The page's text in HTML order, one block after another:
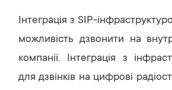
Інтеграція з SIP-
можливість дзвонити на
компанії. Інтеграція з
для дзвінків на цифрові